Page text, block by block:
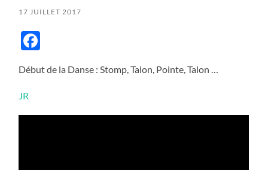
17 JUILLET 2017
Début de la Danse : Stomp, Talon, Pointe, Talon …
JR